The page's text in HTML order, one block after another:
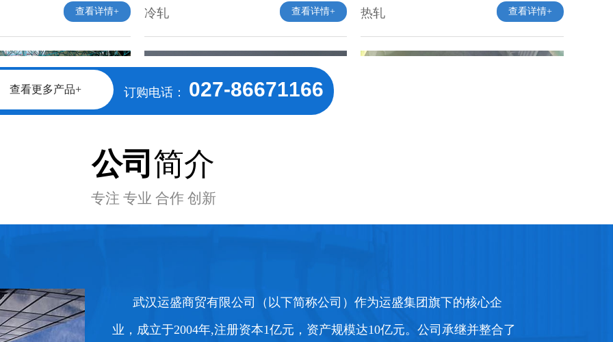
查看更多产品+ 订购电话： 027-86671166
公司 简介
专注 专业 合作 创新
武汉运盛商贸有限公司（以下简称公司）作为运盛集团旗下的核心企
业，成立于2004年,注册资本1亿元，资产规模达10亿元。公司承继并整合了